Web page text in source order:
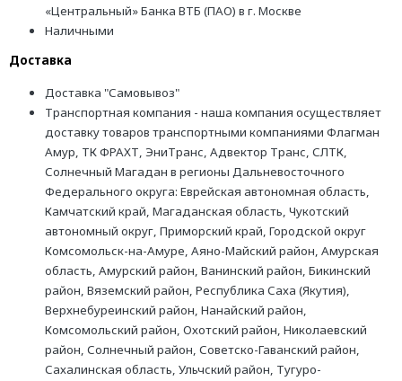
«Центральный» Банка ВТБ (ПАО) в г. Москве
Наличными
Доставка
Доставка "Самовывоз"
Транспортная компания - наша компания осуществляет
доставку товаров транспортными компаниями Флагман
Амур, ТК ФРАХТ, ЭниТранс, Адвектор Транс, СЛТК,
Солнечный Магадан в регионы Дальневосточного
Федерального округа: Еврейская автономная область,
Камчатский край, Магаданская область, Чукотский
автономный округ, Приморский край, Городской округ
Комсомольск-на-Амуре, Аяно-Майский район, Амурская
область, Амурский район, Ванинский район, Бикинский
район, Вяземский район, Республика Саха (Якутия),
Верхнебуреинский район, Нанайский район,
Комсомольский район, Охотский район, Николаевский
район, Солнечный район, Советско-Гаванский район,
Сахалинская область, Ульчский район, Тугуро-